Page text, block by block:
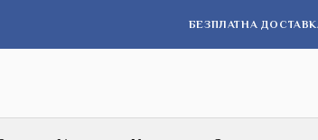
БЕЗПЛАТНА